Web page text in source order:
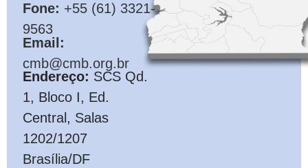
Fone: +55 (61) 3321-
9563
Email:
cmb@cmb.org.br
Endereço: SCS Qd.
1, Bloco I, Ed.
Central, Salas
1202/1207
Brasília/DF